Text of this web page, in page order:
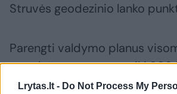
Lrytas.lt - Do Not Process My
Struvės geodezinio lanko
Parengti valdymo planus
vertybėms numatoma iki